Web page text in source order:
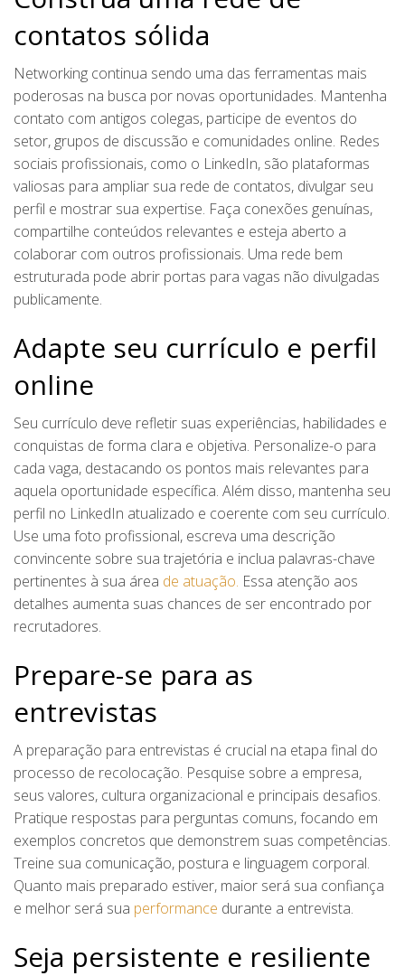
contatos sólida
Networking continua sendo uma das ferramentas mais
poderosas na busca por novas oportunidades. Mantenha
contato com antigos colegas, participe de eventos do
setor, grupos de discussão e comunidades online. Redes
sociais profissionais, como o LinkedIn, são plataformas
valiosas para ampliar sua rede de contatos, divulgar seu
perfil e mostrar sua expertise. Faça conexões genuínas,
compartilhe conteúdos relevantes e esteja aberto a
colaborar com outros profissionais. Uma rede bem
estruturada pode abrir portas para vagas não divulgadas
publicamente.
Adapte seu currículo e perfil
online
Seu currículo deve refletir suas experiências, habilidades e
conquistas de forma clara e objetiva. Personalize-o para
cada vaga, destacando os pontos mais relevantes para
aquela oportunidade específica. Além disso, mantenha seu
perfil no LinkedIn atualizado e coerente com seu currículo.
Use uma foto profissional, escreva uma descrição
convincente sobre sua trajetória e inclua palavras-chave
pertinentes à sua área de atuação. Essa atenção aos
detalhes aumenta suas chances de ser encontrado por
recrutadores.
Prepare-se para as
entrevistas
A preparação para entrevistas é crucial na etapa final do
processo de recolocação. Pesquise sobre a empresa,
seus valores, cultura organizacional e principais desafios.
Pratique respostas para perguntas comuns, focando em
exemplos concretos que demonstrem suas competências.
Treine sua comunicação, postura e linguagem corporal.
Quanto mais preparado estiver, maior será sua confiança
e melhor será sua performance durante a entrevista.
Seja persistente e resiliente